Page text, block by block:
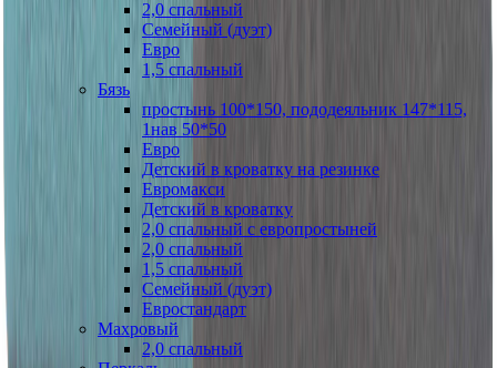
2,0 спальный
Семейный (дуэт)
Евро
1,5 спальный
Бязь
простынь 100*150, пододеяльник 147*115,
1нав 50*50
Евро
Детский в кроватку на резинке
Евромакси
Детский в кроватку
2,0 спальный с европростыней
2,0 спальный
1,5 спальный
Семейный (дуэт)
Евростандарт
Махровый
2,0 спальный